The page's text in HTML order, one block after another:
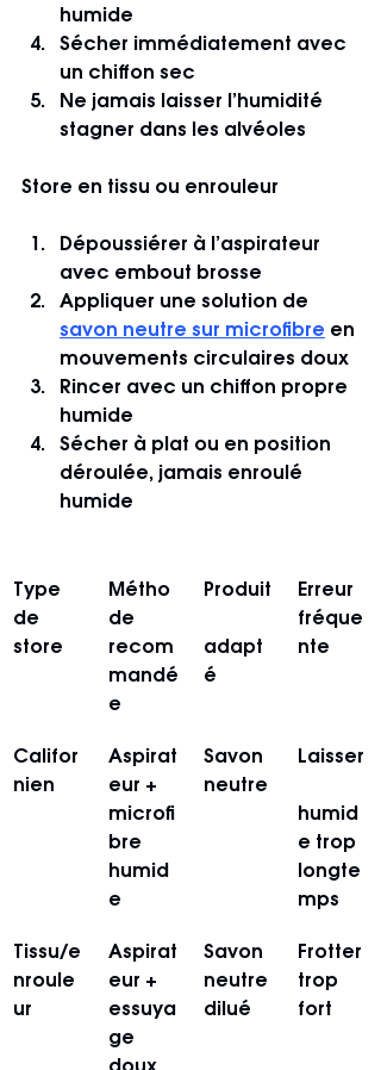
humide
Sécher immédiatement avec
un chiffon sec
Ne jamais laisser l’humidité
stagner dans les alvéoles
Store en tissu ou enrouleur
Dépoussiérer à l’aspirateur
avec embout brosse
Appliquer une solution de
savon neutre sur microfibre en
mouvements circulaires doux
Rincer avec un chiffon propre
humide
Sécher à plat ou en position
déroulée, jamais enroulé
humide
Type
de
store
Métho
de
recom
mandé
e
Produit
adapt
é
Erreur
fréque
nte
Califor
nien
Aspirat
eur +
microfi
bre
humid
e
Savon
neutre
Laisser
humid
e trop
longte
mps
Tissu/e
nroule
ur
Aspirat
eur +
essuya
ge
Savon
neutre
dilué
Frotter
trop
fort